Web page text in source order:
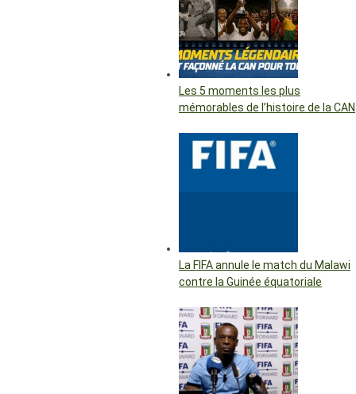
Les 5 moments les plus
mémorables de l’histoire de la CAN
La FIFA annule le match du Malawi
contre la Guinée équatoriale